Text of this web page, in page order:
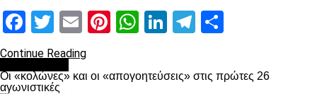
Facebook
Twitter
EmailPinterest
WhatsApp
LinkedIn
Telegram
Continue Reading
Οι «κολώνες» και οι «απογοητεύσεις» στις πρώτες 26
αγωνιστικές